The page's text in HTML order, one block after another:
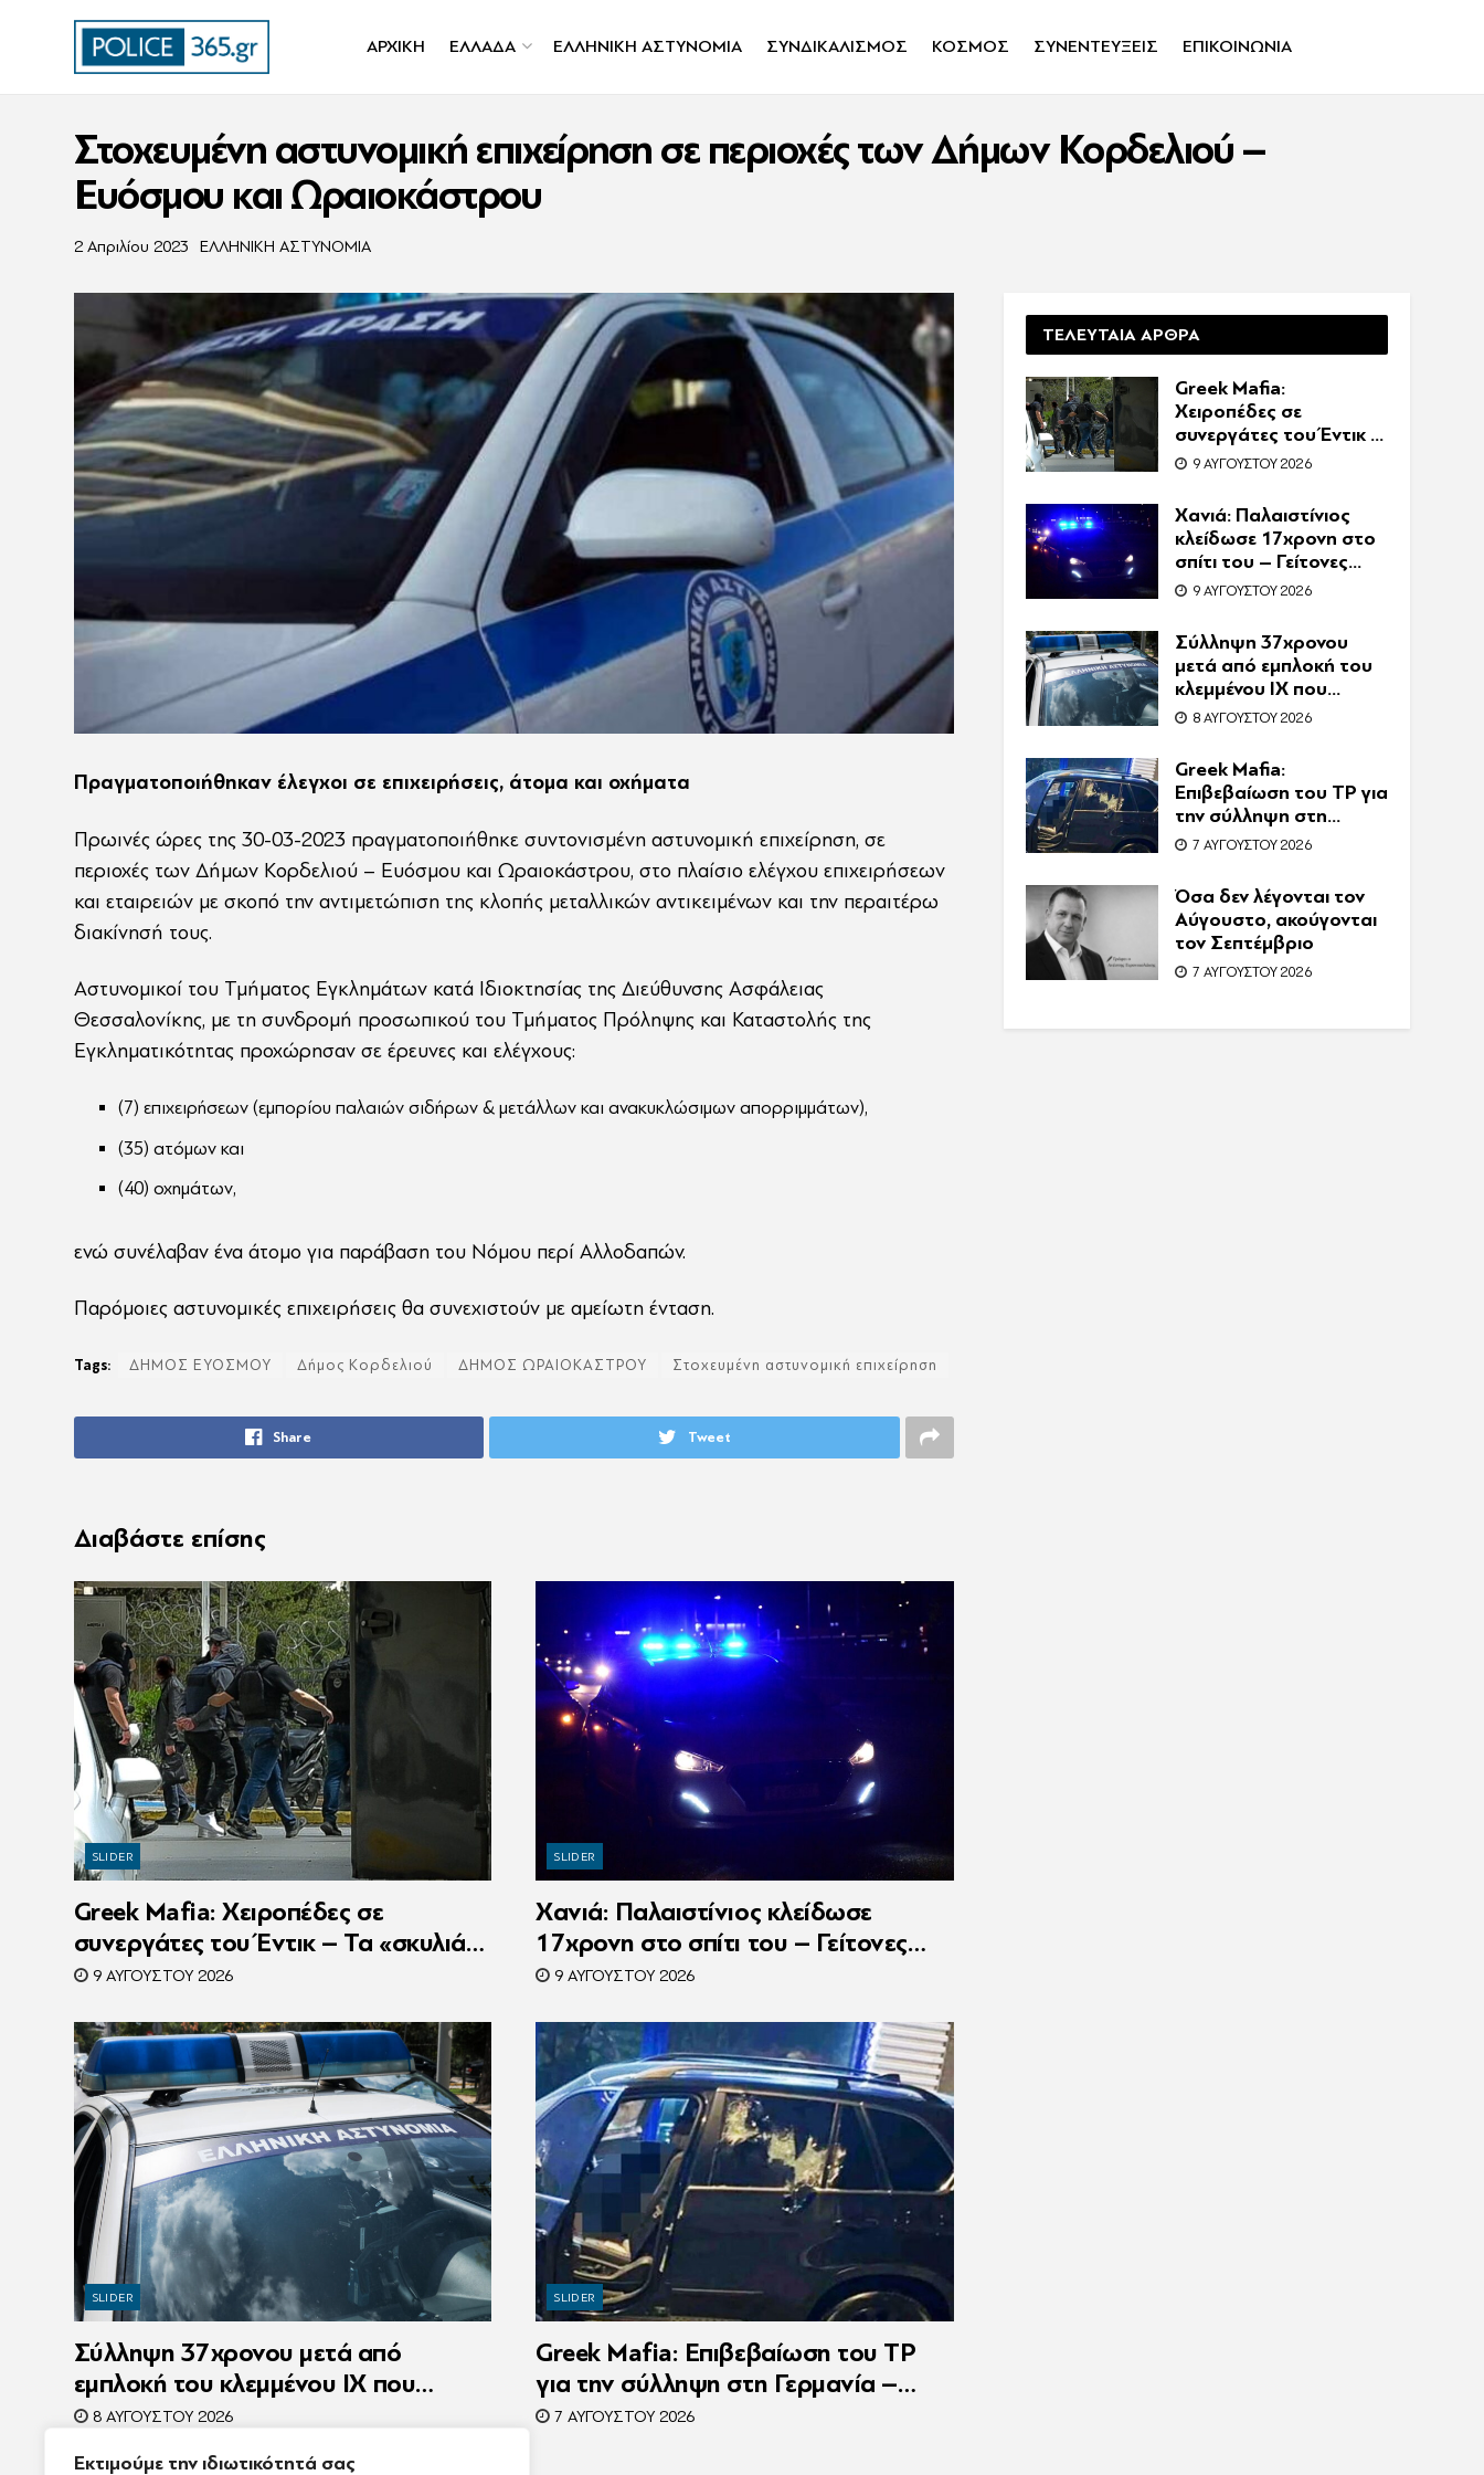
Εκτιμούμε την ιδιωτικότητά σας
ΑΡΧΙΚΗ ΕΛΛΑΔΑ ΕΛΛΗΝΙΚΗ ΑΣΤΥΝΟΜΙΑ ΣΥΝΔΙΚΑΛΙΣΜΟΣ ΚΟΣΜΟΣ ΣΥΝΕΝΤΕΥΞΕΙΣ ΕΠΙΚΟΙΝΩΝΙΑ
Στοχευμένη αστυνομική επιχείρηση σε περιοχές των Δήμων Κορδελιού –
Ευόσμου και Ωραιοκάστρου
2 Απριλίου 2023 ΕΛΛΗΝΙΚΗ ΑΣΤΥΝΟΜΙΑ
Πραγματοποιήθηκαν έλεγχοι σε επιχειρήσεις, άτομα και οχήματα
Πρωινές ώρες της 30-03-2023 πραγματοποιήθηκε συντονισμένη αστυνομική επιχείρηση, σε
περιοχές των Δήμων Κορδελιού – Ευόσμου και Ωραιοκάστρου, στο πλαίσιο ελέγχου επιχειρήσεων
και εταιρειών με σκοπό την αντιμετώπιση της κλοπής μεταλλικών αντικειμένων και την περαιτέρω
διακίνησή τους.
Αστυνομικοί του Τμήματος Εγκλημάτων κατά Ιδιοκτησίας της Διεύθυνσης Ασφάλειας
Θεσσαλονίκης, με τη συνδρομή προσωπικού του Τμήματος Πρόληψης και Καταστολής της
Εγκληματικότητας προχώρησαν σε έρευνες και ελέγχους:
(7) επιχειρήσεων (εμπορίου παλαιών σιδήρων & μετάλλων και ανακυκλώσιμων απορριμμάτων),
(35) ατόμων και
(40) οχημάτων,
ενώ συνέλαβαν ένα άτομο για παράβαση του Νόμου περί Αλλοδαπών.
Παρόμοιες αστυνομικές επιχειρήσεις θα συνεχιστούν με αμείωτη ένταση.
Tags: ΔΗΜΟΣ ΕΥΟΣΜΟΥ Δήμος Κορδελιού ΔΗΜΟΣ ΩΡΑΙΟΚΑΣΤΡΟΥ Στοχευμένη αστυνομική επιχείρηση
Share Tweet
Διαβάστε επίσης
SLIDER
Greek Mafia: Χειροπέδες σε
συνεργάτες του Έντικ – Τα «σκυλιά»
της ρωσόφωνης μαφίας, οι
9 ΑΥΓΟΎΣΤΟΥ 2026
SLIDER
Χανιά: Παλαιστίνιος κλείδωσε
17χρονη στο σπίτι του – Γείτονες
άκουσαν τις φωνές της και κάλεσαν
9 ΑΥΓΟΎΣΤΟΥ 2026
SLIDER
Σύλληψη 37χρονου μετά από
εμπλοκή του κλεμμένου ΙΧ που
οδηγούσε σε τροχαίο
8 ΑΥΓΟΎΣΤΟΥ 2026
SLIDER
Greek Mafia: Επιβεβαίωση τoυ ΤP
για την σύλληψη στη Γερμανία –
Ένας ακόμη κατηγορούμενος για τον
7 ΑΥΓΟΎΣΤΟΥ 2026
ΤΕΛΕΥΤΑΙΑ ΑΡΘΡΑ
Greek Mafia:
Χειροπέδες σε
συνεργάτες του Έντικ –
Τα «σκυλιά» της
εκβιασμοί και το
υπερπολυτελές Audi
9 ΑΥΓΟΎΣΤΟΥ 2026
Χανιά: Παλαιστίνιος
κλείδωσε 17χρονη στο
σπίτι του – Γείτονες
άκουσαν τις φωνές της
Αστυνομία
9 ΑΥΓΟΎΣΤΟΥ 2026
Σύλληψη 37χρονου
μετά από εμπλοκή του
κλεμμένου ΙΧ που
οδηγούσε σε τροχαίο
8 ΑΥΓΟΎΣΤΟΥ 2026
Greek Mafia:
Επιβεβαίωση τoυ ΤP για
την σύλληψη στη
Γερμανία – Ένας ακόμη
τον θάνατο του
Ζαμπούνη
7 ΑΥΓΟΎΣΤΟΥ 2026
Όσα δεν λέγονται τον
Αύγουστο, ακούγονται
τον Σεπτέμβριο
7 ΑΥΓΟΎΣΤΟΥ 2026